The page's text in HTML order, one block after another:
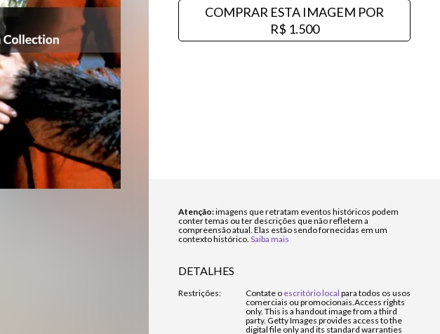
COMPRAR ESTA IMAGEM POR
R$ 1.500
Atenção:imagens que retratam eventos históricos podem
conter temas ou ter descrições que não refletem a
compreensão atual. Elas estão sendo fornecidas em um
contexto histórico. Saiba mais
DETALHES
Restrições: Contate o escritório local para todos os usos
comerciais ou promocionais.Access rights
only. This is a handout image from a third
party. Getty Images provides access to the
digital file only and its standard warranties